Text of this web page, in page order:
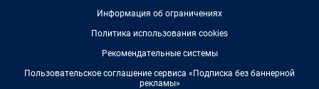
Информация об ограничениях
Политика использования cookies
Рекомендательные системы
Пользовательское соглашение сервиса «Подписка без баннерной
рекламы»